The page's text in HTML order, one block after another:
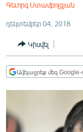
ՊԱՏԵՐԱԶՄԻ 6
ՏԱՐԱԾԱՇՐՋԱՆ
ՄԻՋԱԶԳԱՅԻՆ
ՄՇԱԿՈՒՅԹ
Գեւորգ Ստամբոլցյան
դեկտեմբեր 04, 2018
Կիսվել
Ավելացրեք մեզ Google-